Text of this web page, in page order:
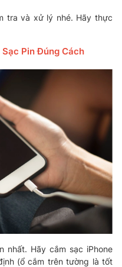
tra và xử lý nhé. Hãy thực
Sạc Pin Đúng Cách
Hãy cắm sạc iPhone
(ổ cắm trên tường là tốt